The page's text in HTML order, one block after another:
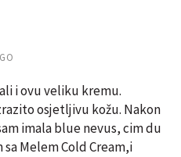
i ovu veliku kremu.
osjetljivu kožu. Nakon
imala blue nevus, cim du
Melem Cold Cream,i